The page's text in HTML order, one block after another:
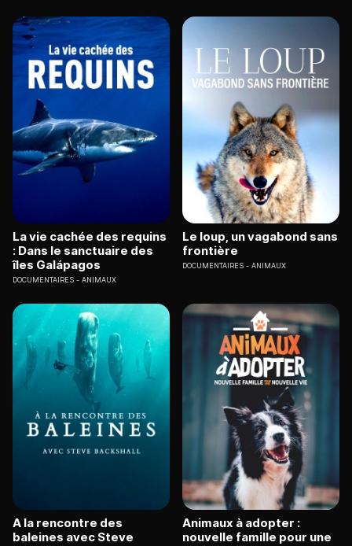
La vie cachée des requins
: Dans le sanctuaire des
îles Galápagos
DOCUMENTAIRES ANIMAUX
Le loup, un vagabond sans
frontière
DOCUMENTAIRES ANIMAUX
A la rencontre des
baleines avec Steve
Animaux à adopter :
nouvelle famille pour une